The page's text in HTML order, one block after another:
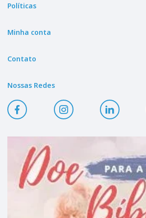
Políticas
Minha conta
Contato
Nossas Redes